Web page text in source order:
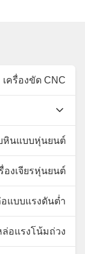
เครื่องขัด CNC
หินแบบหุ่นยนต์
องเจียรหุ่นยนต์
อแบบแรงดันต่ำ
ล่อแรงโน้มถ่วง